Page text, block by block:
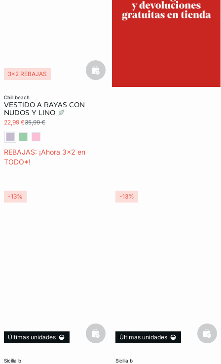
chill beach
VESTIDO A RAYAS CON
NUDOS Y LINO
22,99 €35,99 €
REBAJAS: ¡Ahora 3x2 en
TODO*!
3x2 REBAJAS basketfull
sicilia b
Últimas unidades
basketfull
-13%
sicilia b
Últimas unidades
-13%